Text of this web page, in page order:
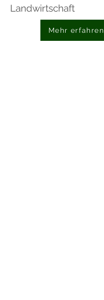
Landwirtschaft
Mehr erfahren